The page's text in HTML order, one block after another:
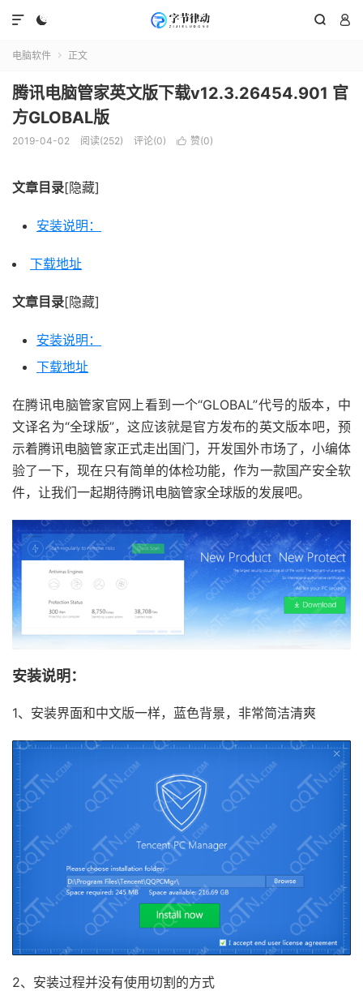
  

电脑软件  正文
腾讯电脑管家英文版下载v12.3.26454.901 官
方GLOBAL版
2019-04-02 阅读(252) 评论(0)  赞(0)
文章目录[隐藏]
安装说明：
下载地址
文章目录[隐藏]
安装说明：
下载地址
在腾讯电脑管家官网上看到一个“GLOBAL”代号的版本，中
文译名为“全球版”，这应该就是官方发布的英文版本吧，预
示着腾讯电脑管家正式走出国门，开发国外市场了，小编体
验了一下，现在只有简单的体检功能，作为一款国产安全软
件，让我们一起期待腾讯电脑管家全球版的发展吧。
安装说明：
1、安装界面和中文版一样，蓝色背景，非常简洁清爽
2、安装过程并没有使用切割的方式